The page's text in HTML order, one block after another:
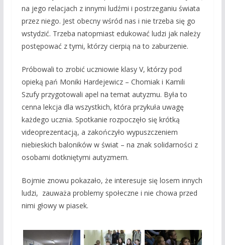
na jego relacjach z innymi ludźmi i postrzeganiu świata
przez niego. Jest obecny wśród nas i nie trzeba się go
wstydzić. Trzeba natopmiast edukować ludzi jak należy
postępować z tymi, którzy cierpią na to zaburzenie.
Próbowali to zrobić uczniowie klasy V, którzy pod
opieką pań Moniki Hardejewicz – Chomiak i Kamili
Szufy przygotowali apel na temat autyzmu. Była to
cenna lekcja dla wszystkich, która przykuła uwagę
każdego ucznia. Spotkanie rozpoczęło się krótką
videoprezentacją, a zakończyło wypuszczeniem
niebieskich baloników w świat – na znak solidarności z
osobami dotkniętymi autyzmem.
Bojmie znowu pokazało, że interesuje się losem innych
ludzi, zauważa problemy społeczne i nie chowa przed
nimi głowy w piasek.